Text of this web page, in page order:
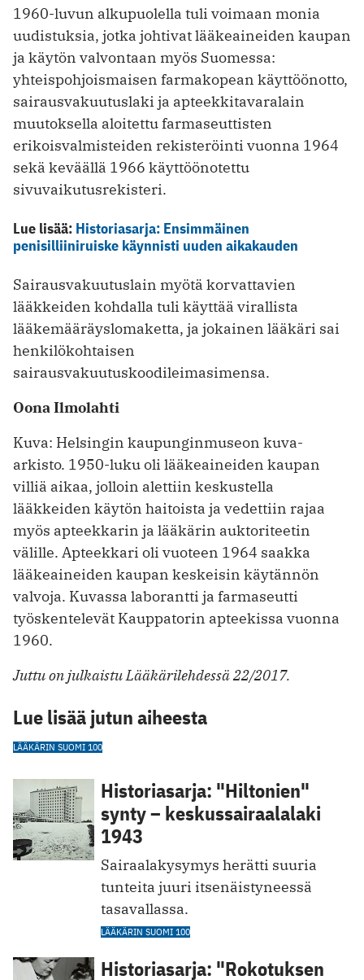
1960-luvun alkupuolella tuli voimaan monia
uudistuksia, jotka johtivat lääkeaineiden kaupan
ja käytön valvontaan myös Suomessa:
yhteispohjoismaisen farmakopean käyttöönotto,
sairaus­vakuutuslaki ja apteekkitavaralain
muutoksella aloitettu farmaseuttisten
erikoisvalmisteiden rekisteröinti vuonna 1964
sekä keväällä 1966 käyttöönotettu
sivuvaikutusrekisteri.
Lue lisää: Historiasarja: Ensimmäinen
penisilliiniruiske käynnisti uuden aikakauden
Sairausvakuutuslain myötä korvatta­vien
lääkkeiden kohdalla tuli käyttää ­virallista
lääkemääräyslomaketta, ja jokainen lääkäri sai
henkilökohtaisen
sairausvakuutuskoodileimasimensa.
Oona Ilmolahti
Kuva: Helsingin kaupunginmuseon kuva-
arkisto. 1950-luku oli lääkeaineiden kaupan
villiä aikaa, jolloin alettiin keskustella
lääkkeiden käytön haitoista ja vedettiin rajaa
myös apteekkarin ja lääkärin auktoriteetin
välille. Apteekkari oli vuoteen 1964 saakka
lääkeaineiden kaupan keskeisin käytännön
valvoja. Kuvassa laborantti ja farmaseutti
työskentelevät Kauppatorin apteekissa vuonna
1960.
Juttu on julkaistu Lääkärilehdessä 22/2017.
Lue lisää jutun aiheesta
LÄÄKÄRIN SUOMI 100
Historiasarja: "Hiltonien"
synty – keskussairaalalaki
1943
Sairaalakysymys herätti suuria
tunteita juuri itsenäistyneessä
tasavallassa.
LÄÄKÄRIN SUOMI 100
Historiasarja: "Rokotuksen